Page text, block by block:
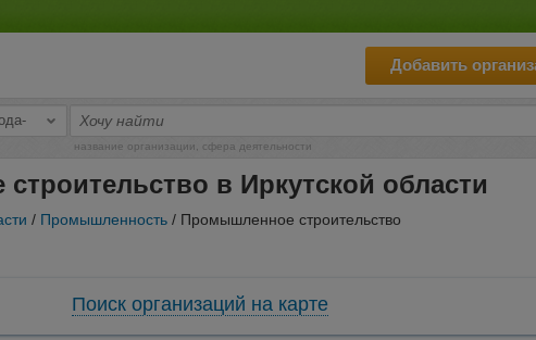
Добавить
название организации, сфера деятельности
в Иркутской области
/ Промышленность / Промышленное строительство
Поиск организаций на карте